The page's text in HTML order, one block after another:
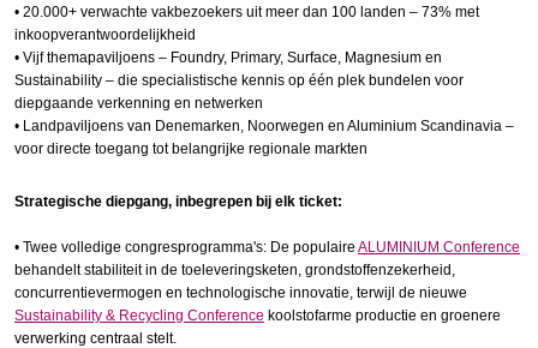
• 20.000+ verwachte vakbezoekers uit meer dan 100 landen – 73% met
inkoopverantwoordelijkheid
• Vijf themapaviljoens – Foundry, Primary, Surface, Magnesium en
Sustainability – die specialistische kennis op één plek bundelen voor
diepgaande verkenning en netwerken
• Landpaviljoens van Denemarken, Noorwegen en Aluminium Scandinavia –
voor directe toegang tot belangrijke regionale markten
Strategische diepgang, inbegrepen bij elk ticket:
• Twee volledige congresprogramma's: De populaire ALUMINIUM Conference
behandelt stabiliteit in de toeleveringsketen, grondstoffenzekerheid,
concurrentievermogen en technologische innovatie, terwijl de nieuwe
Sustainability & Recycling Conference koolstofarme productie en groenere
verwerking centraal stelt.